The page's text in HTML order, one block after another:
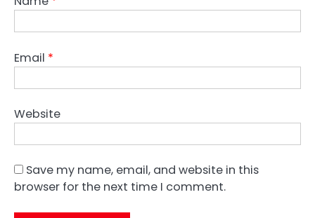
Email *
Website
Save my name, email, and website in this
browser for the next time I comment.